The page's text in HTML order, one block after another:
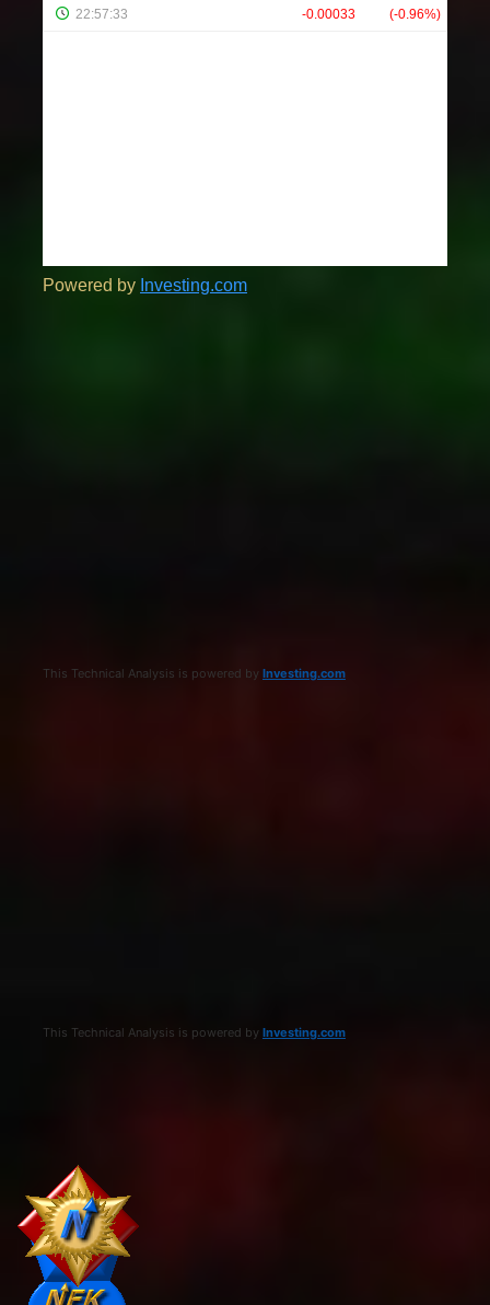
Powered by Investing.com
This Technical Analysis is powered by Investing.com
This Technical Analysis is powered by Investing.com